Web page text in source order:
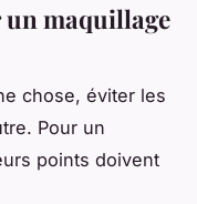
un maquillage
chose, éviter les
Pour un
points doivent